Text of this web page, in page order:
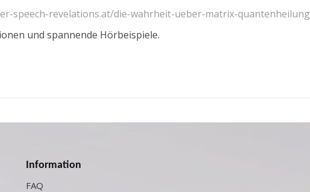
speech-revelations.at/die-wahrheit-ueber-matrix-quantenheilung
und spannende Hörbeispiele.
Information
FAQ